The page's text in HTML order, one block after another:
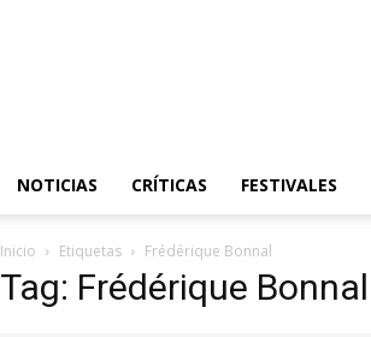
NOTICIAS CRÍTICAS FESTIVALES
Inicio Etiquetas Frédérique Bonnal
Tag: Frédérique Bonnal